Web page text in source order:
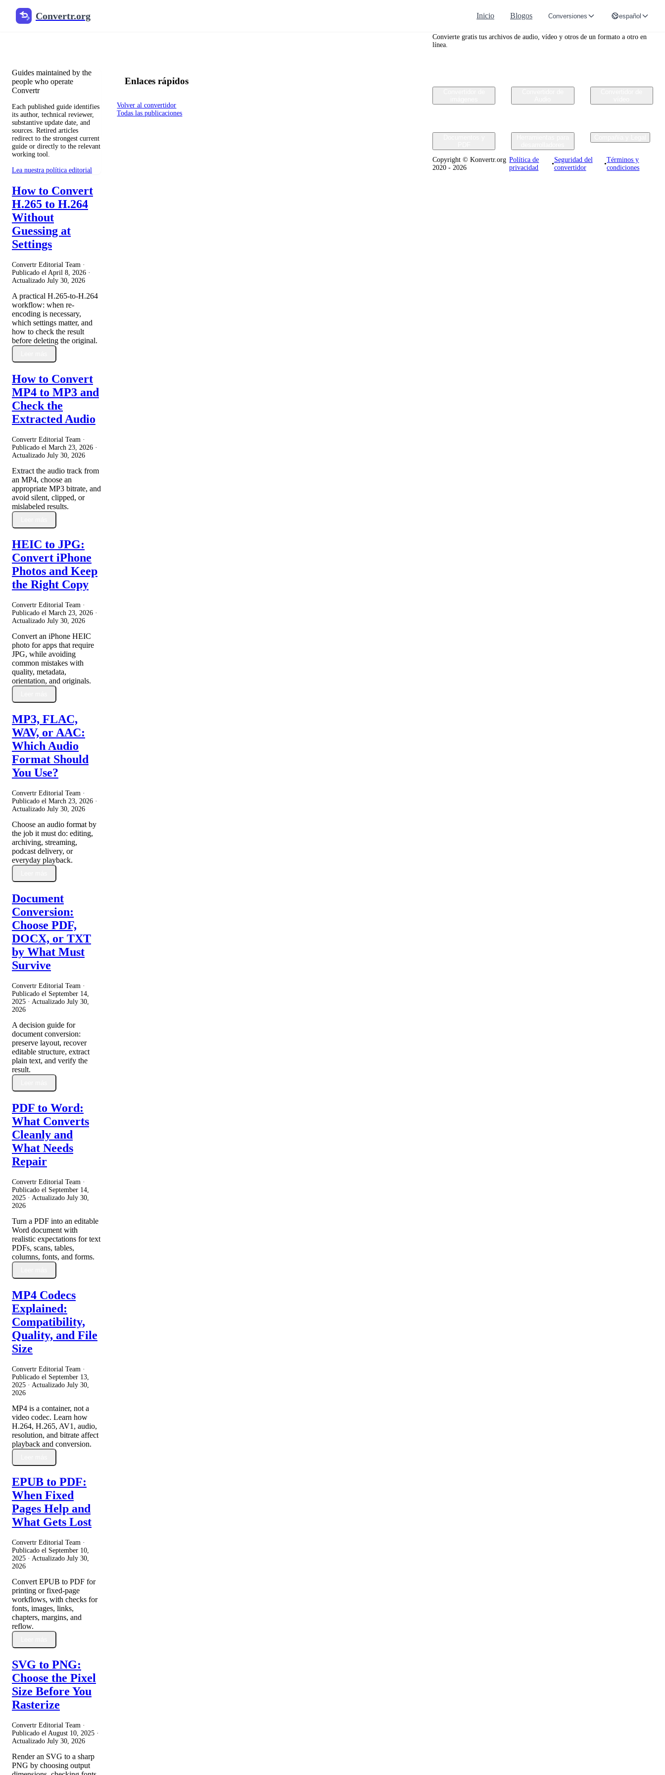
Convertr.org Inicio Blogos Conversiones español
Blog de conversión de archivos
Guides maintained by the
people who operate
Convertr
Each published guide identifies
its author, technical reviewer,
substantive update date, and
sources. Retired articles
redirect to the strongest current
guide or directly to the relevant
working tool.
Lea nuestra política editorial
How to Convert
H.265 to H.264
Without
Guessing at
Settings
Convertr Editorial Team ·
Publicado el April 8, 2026 ·
Actualizado July 30, 2026
A practical H.265-to-H.264
workflow: when re-
encoding is necessary,
which settings matter, and
how to check the result
before deleting the original.
How to Convert
MP4 to MP3 and
Check the
Extracted Audio
Convertr Editorial Team ·
Publicado el March 23, 2026 ·
Actualizado July 30, 2026
Extract the audio track from
an MP4, choose an
appropriate MP3 bitrate, and
avoid silent, clipped, or
mislabeled results.
HEIC to JPG:
Convert iPhone
Photos and Keep
the Right Copy
Convertr Editorial Team ·
Publicado el March 23, 2026 ·
Actualizado July 30, 2026
Convert an iPhone HEIC
photo for apps that require
JPG, while avoiding
common mistakes with
quality, metadata,
orientation, and originals.
MP3, FLAC,
WAV, or AAC:
Which Audio
Format Should
You Use?
Convertr Editorial Team ·
Publicado el March 23, 2026 ·
Actualizado July 30, 2026
Choose an audio format by
the job it must do: editing,
archiving, streaming,
podcast delivery, or
everyday playback.
Document
Conversion:
Choose PDF,
DOCX, or TXT
by What Must
Survive
Convertr Editorial Team ·
Publicado el September 14,
2025 · Actualizado July 30,
2026
A decision guide for
document conversion:
preserve layout, recover
editable structure, extract
plain text, and verify the
result.
PDF to Word:
What Converts
Cleanly and
What Needs
Repair
Convertr Editorial Team ·
Publicado el September 14,
2025 · Actualizado July 30,
2026
Turn a PDF into an editable
Word document with
realistic expectations for text
PDFs, scans, tables,
columns, fonts, and forms.
MP4 Codecs
Explained:
Compatibility,
Quality, and File
Size
Convertr Editorial Team ·
Publicado el September 13,
2025 · Actualizado July 30,
2026
MP4 is a container, not a
video codec. Learn how
H.264, H.265, AV1, audio,
resolution, and bitrate affect
playback and conversion.
EPUB to PDF:
When Fixed
Pages Help and
What Gets Lost
Convertr Editorial Team ·
Publicado el September 10,
2025 · Actualizado July 30,
2026
Convert EPUB to PDF for
printing or fixed-page
workflows, with checks for
fonts, images, links,
chapters, margins, and
reflow.
SVG to PNG:
Choose the Pixel
Size Before You
Rasterize
Convertr Editorial Team ·
Publicado el August 10, 2025 ·
Actualizado July 30, 2026
Render an SVG to a sharp
PNG by choosing output
Enlaces rápidos
Volver al convertidor
Todas las publicaciones
Convertr.org
Convierte gratis tus archivos de audio, vídeo y otros de un formato a otro en
línea.
Copyright © Konvertr.org
2020 - 2026
Política de
privacidad
•
Seguridad del
convertidor
•
Términos y
condiciones